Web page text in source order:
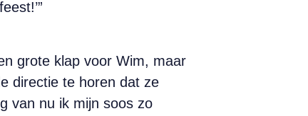
grote klap voor Wim, maar
directie te horen dat ze
van nu ik mijn soos zo